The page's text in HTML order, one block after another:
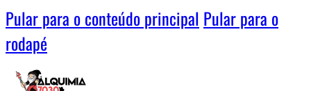
Pular para o conteúdo principal Pular para o
rodapé